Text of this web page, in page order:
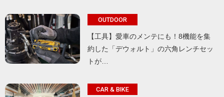
OUTDOOR
【工具】愛車のメンテにも！8機能を集
約した「デウォルト」の六角レンチセッ
トが…
CAR & BIKE